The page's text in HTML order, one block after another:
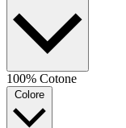
100% Cotone
Colore